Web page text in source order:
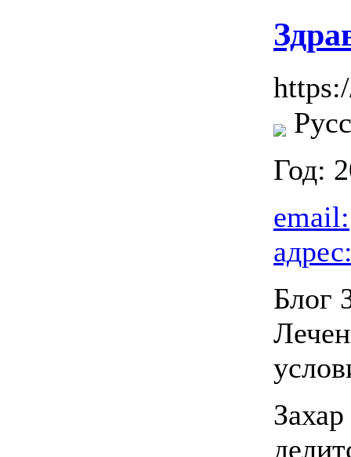
Год:
email:
Блог